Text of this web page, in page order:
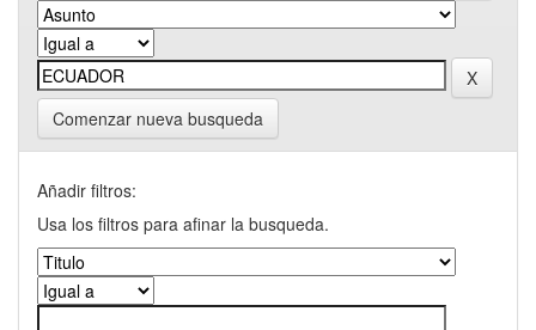
Comenzar nueva busqueda
Añadir filtros:
Usa los filtros para afinar la busqueda.